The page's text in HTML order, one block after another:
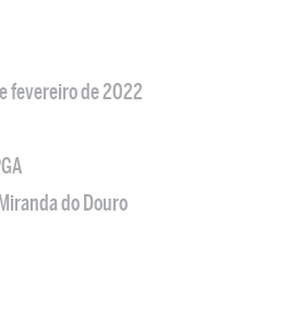
fevereiro de 2022
do Douro